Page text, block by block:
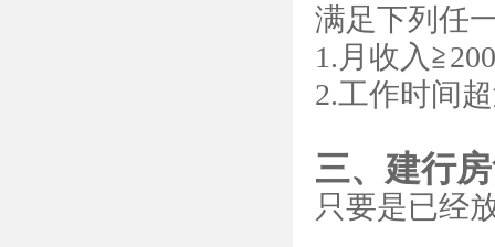
满足下列任
1.月收入
2.工作时间
三、建行
只要是已经